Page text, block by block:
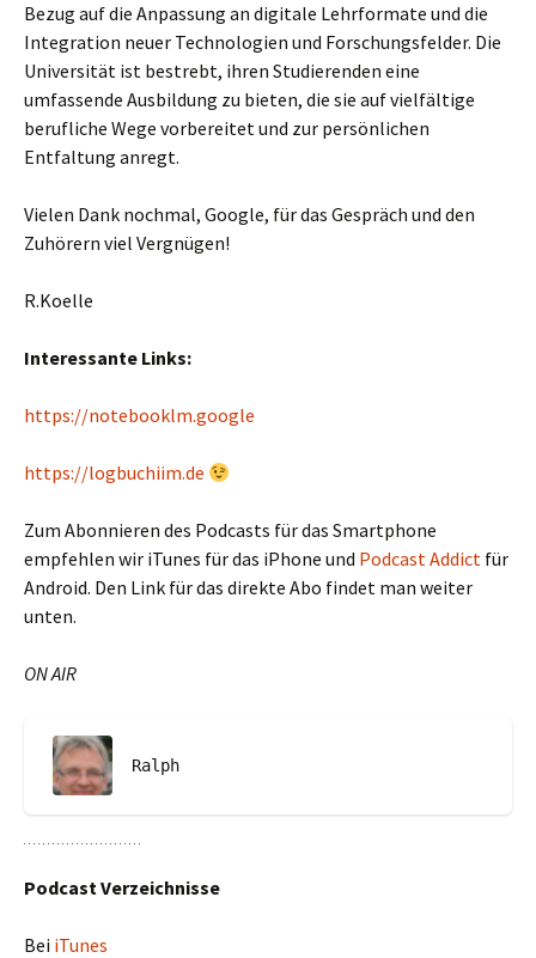
Bezug auf die Anpassung an digitale Lehrformate und die
Integration neuer Technologien und Forschungsfelder. Die
Universität ist bestrebt, ihren Studierenden eine
umfassende Ausbildung zu bieten, die sie auf vielfältige
berufliche Wege vorbereitet und zur persönlichen
Entfaltung anregt.
Vielen Dank nochmal, Google, für das Gespräch und den
Zuhörern viel Vergnügen!
R.Koelle
Interessante Links:
https://notebooklm.google
https://logbuchiim.de
Zum Abonnieren des Podcasts für das Smartphone
empfehlen wir iTunes für das iPhone und Podcast Addict für
Android. Den Link für das direkte Abo findet man weiter
unten.
ON AIR
Ralph
Podcast Verzeichnisse
Bei iTunes